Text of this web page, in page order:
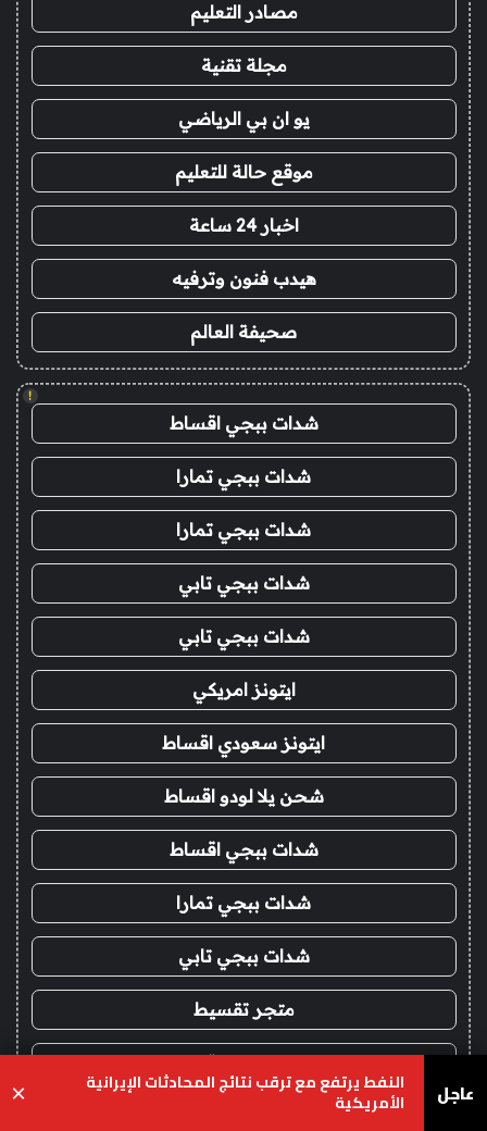
مصادر التعليم
مجلة تقنية
يو ان بي الرياضي
موقع حالة للتعليم
اخبار 24 ساعة
هيدب فنون وترفيه
صحيفة العالم
!
شدات ببجي اقساط
شدات ببجي تمارا
شدات ببجي تمارا
شدات ببجي تابي
شدات ببجي تابي
ايتونز امريكي
ايتونز سعودي اقساط
شحن يلا لودو اقساط
شدات ببجي اقساط
شدات ببجي تمارا
شدات ببجي تابي
متجر تقسيط
عاجل النفط يرتفع مع ترقب نتائج المحادثات الإيرانية
الأمريكية ×